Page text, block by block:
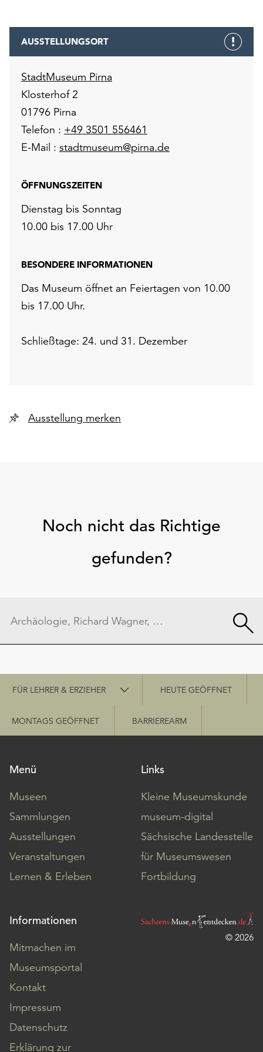
AUSSTELLUNGSORT
StadtMuseum Pirna
Klosterhof 2
01796 Pirna
Telefon : +49 3501 556461
E-Mail : stadtmuseum@pirna.de
ÖFFNUNGSZEITEN
Dienstag bis Sonntag
10.00 bis 17.00 Uhr
BESONDERE INFORMATIONEN
Das Museum öffnet an Feiertagen von 10.00
bis 17.00 Uhr.
Schließtage: 24. und 31. Dezember
Ausstellung merken
Noch nicht das Richtige
gefunden?
Schnellzugriff
FÜR LEHRER & ERZIEHER HEUTE GEÖFFNET
MONTAGS GEÖFFNET BARRIEREARM
Menü
Museen
Sammlungen
Ausstellungen
Veranstaltungen
Lernen & Erleben
Links
Kleine Museumskunde
museum-digital
Sächsische Landesstelle
für Museumswesen
Fortbildung
Informationen
Mitmachen im
Museumsportal
Kontakt
Impressum
Datenschutz
Erklärung zur
© 2026